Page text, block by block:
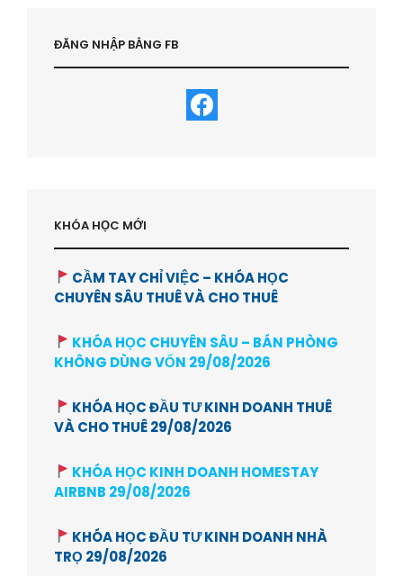
GIA
HVBDS.COM
ĐĂNG NHẬP BẰNG FB
KHÓA HỌC MỚI
CẦM TAY CHỈ VIỆC – KHÓA HỌC
CHUYÊN SÂU THUÊ VÀ CHO THUÊ
KHÓA HỌC CHUYÊN SÂU – BÁN PHÒNG
KHÔNG DÙNG VỐN 29/08/2026
KHÓA HỌC ĐẦU TƯ KINH DOANH THUÊ
VÀ CHO THUÊ 29/08/2026
KHÓA HỌC KINH DOANH HOMESTAY
AIRBNB 29/08/2026
KHÓA HỌC ĐẦU TƯ KINH DOANH NHÀ
TRỌ 29/08/2026